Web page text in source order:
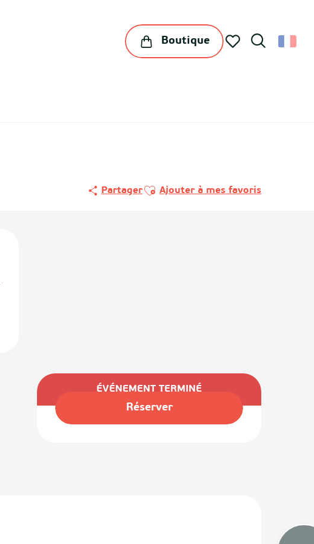
Boutique
PartagerAjouter aux favoris
Ajouter à mes favoris
Ouverture et coordonnées
ÉVÉNEMENT TERMINÉ
Réserver